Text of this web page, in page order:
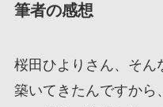
筆者の感想
桜田ひよりさん、そん
築いてきたんですから